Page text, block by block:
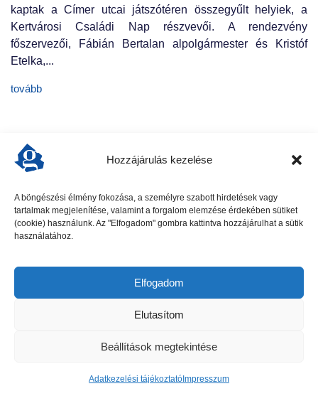
Hozzájárulás kezelése
A böngészési élmény fokozása, a személyre szabott hirdetések vagy
tartalmak megjelenítése, valamint a forgalom elemzése érdekében sütiket
(cookie) használunk. Az "Elfogadom" gombra kattintva hozzájárulhat a sütik
használatához.
Elfogadom
Elutasítom
Beállítások megtekintése
Adatkezelési tájékoztató Impresszum
kaptak a Címer utcai játszótéren összegyűlt helyiek, a
Kertvárosi Családi Nap részvevői. A rendezvény
főszervezői, Fábián Bertalan alpolgármester és Kristóf
Etelka,...
tovább
előző cikk következő cikk
Gödöllői Szolgálat - Minden jog fenntartva
Kapcsolat